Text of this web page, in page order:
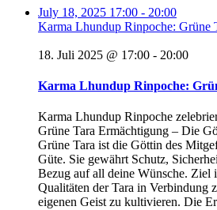
July 18, 2025 17:00 - 20:00
Karma Lhundup Rinpoche: Grüne
18. Juli 2025 @ 17:00 - 20:00
Karma Lhundup Rinpoche:
Karma Lhundup Rinpoche
Grüne Tara Ermächtigung – Die
Grüne Tara ist die Göttin des
Güte. Sie gewährt Schutz,
Bezug auf all deine Wünsche. Ziel
Qualitäten der Tara in Verbindung
eigenen Geist zu kultivieren. Die